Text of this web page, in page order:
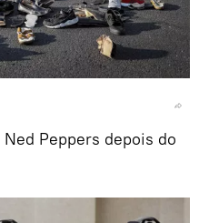
Peppers depois do